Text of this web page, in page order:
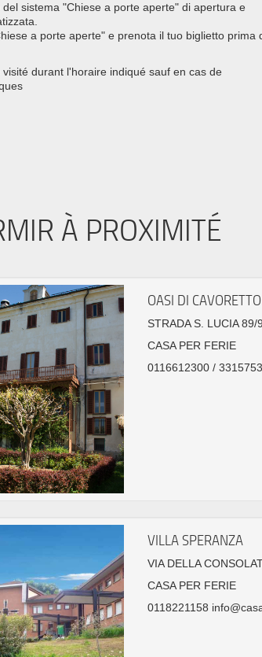
sistema "Chiese a porte aperte" di apertura e
a porte aperte" e prenota il tuo biglietto prima
durant l'horaire indiqué sauf en cas de
À PROXIMITÉ
OASI DI CAVORETTO
STRADA S. LUCIA
CASA PER FERIE
0116612300 /
VILLA SPERANZA
VIA DELLA
CASA PER FERIE
0118221158